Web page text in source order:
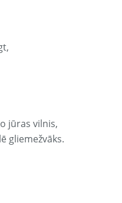
jūras vilnis,
gliemežvāks.